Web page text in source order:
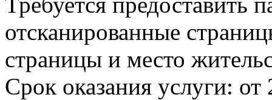
отсканированные
страницы и место
Срок оказания услуги: от